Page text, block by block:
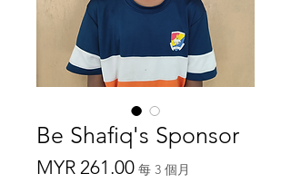
Be Shafiq's Sponsor
MYR 261.00價
每 3 個月